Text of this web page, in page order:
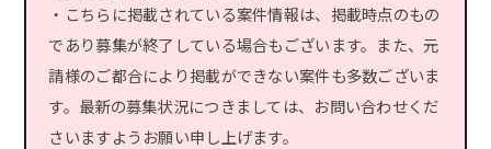
・こちらに掲載されている案件情報は、掲載時点のもの
であり募集が終了している場合もございます。また、元
請様のご都合により掲載ができない案件も多数ございま
す。最新の募集状況につきましては、お問い合わせくだ
さいますようお願い申し上げます。